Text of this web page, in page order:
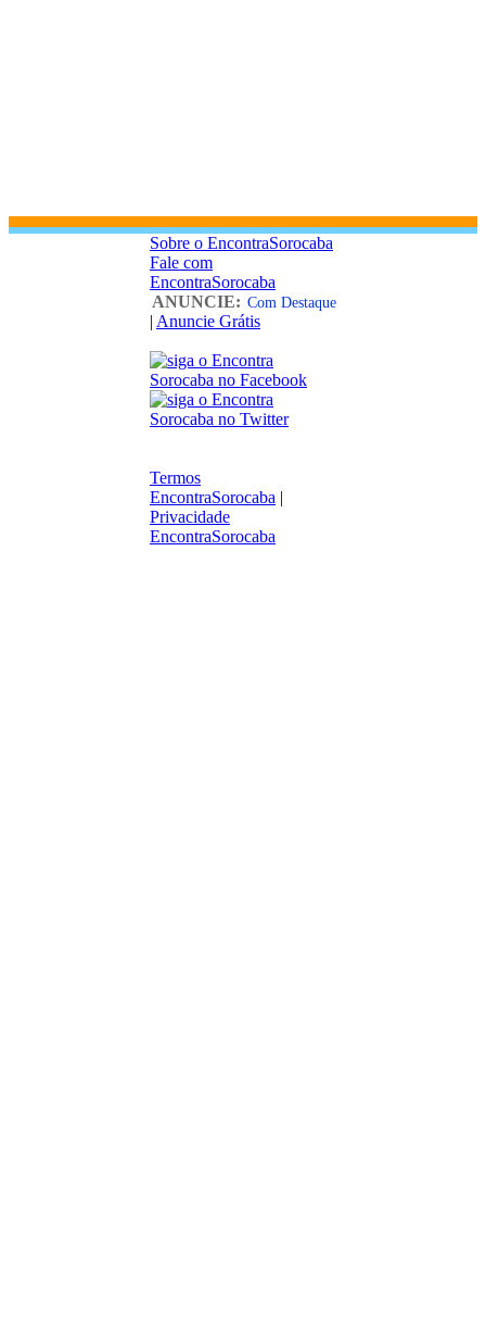
Sobre o EncontraSorocaba
Fale com
EncontraSorocaba
ANUNCIE: Com Destaque
| Anuncie Grátis
Termos
EncontraSorocaba |
Privacidade
EncontraSorocaba